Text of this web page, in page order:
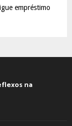
empréstimo
na